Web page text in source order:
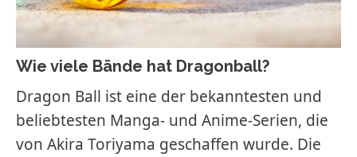
Wie viele Bände hat Dragonball?
Dragon Ball ist eine der bekanntesten und
beliebtesten Manga- und Anime-Serien, die
von Akira Toriyama geschaffen wurde. Die